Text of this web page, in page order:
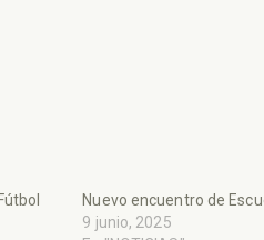
Nuevo encuentro de
9 junio, 2025